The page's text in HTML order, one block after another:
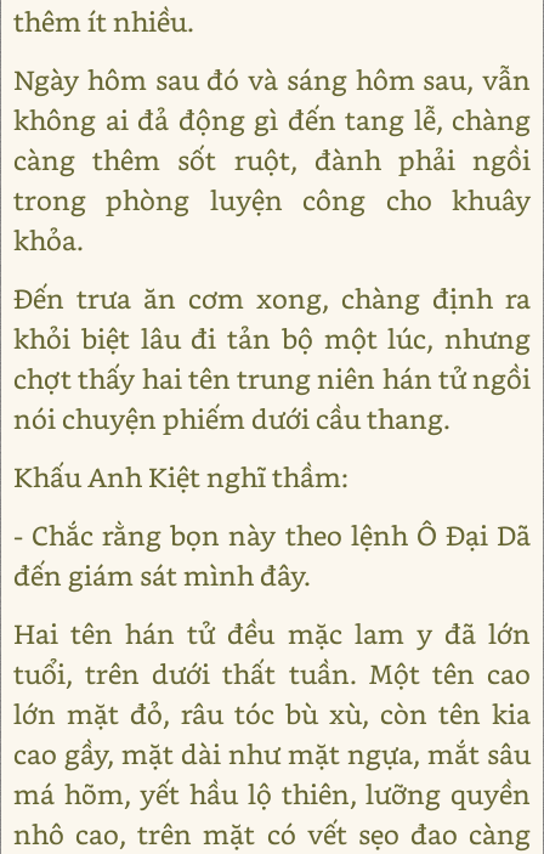
thêm ít nhiều.
Ngày hôm sau đó và sáng hôm sau, vẫn
không ai đả động gì đến tang lễ, chàng
càng thêm sốt ruột, đành phải ngồi
trong phòng luyện công cho khuây
khỏa.
Đến trưa ăn cơm xong, chàng định ra
khỏi biệt lâu đi tản bộ một lúc, nhưng
chợt thấy hai tên trung niên hán tử ngồi
nói chuyện phiếm dưới cầu thang.
Khấu Anh Kiệt nghĩ thầm:
- Chắc rằng bọn này theo lệnh Ô Đại Dã
đến giám sát mình đây.
Hai tên hán tử đều mặc lam y đã lớn
tuổi, trên dưới thất tuần. Một tên cao
lớn mặt đỏ, râu tóc bù xù, còn tên kia
cao gầy, mặt dài như mặt ngựa, mắt sâu
má hõm, yết hầu lộ thiên, lưỡng quyền
nhô cao, trên mặt có vết sẹo đao càng